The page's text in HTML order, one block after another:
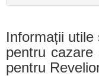
Informații
pentru cazare
pentru